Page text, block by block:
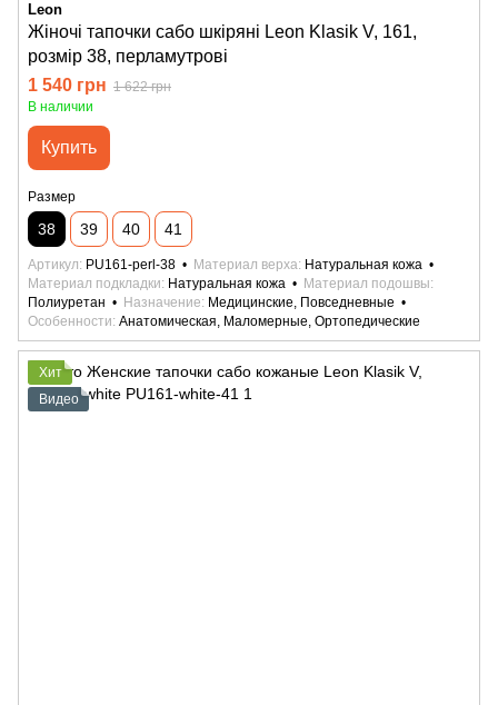
Leon
Жіночі тапочки сабо шкіряні Leon Klasik V, 161,
розмір 38, перламутрові
1 540 грн 1 622 грн
В наличии
Купить
Размер
38 39 40 41
Артикул PU161-perl-38 Материал верха Натуральная кожа
Материал подкладки
Натуральная кожа
Материал подошвы
Полиуретан
Назначение
Медицинские, Повседневные
Особенности Анатомическая, Маломерные, Ортопедические
Хит
Видео